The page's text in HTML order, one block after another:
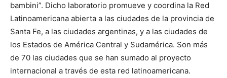
bambini”. Dicho laboratorio promueve y coordina la Red
Latinoamericana abierta a las ciudades de la provincia de
Santa Fe, a las ciudades argentinas, y a las ciudades de
los Estados de América Central y Sudamérica. Son más
de 70 las ciudades que se han sumado al proyecto
internacional a través de esta red latinoamericana.